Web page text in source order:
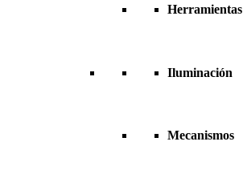
Herramientas
Iluminación
Mecanismos